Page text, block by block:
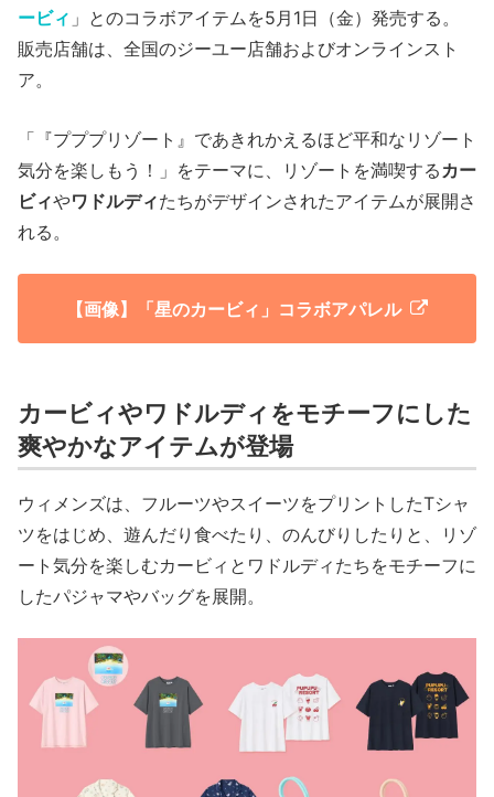
ービィ 」とのコラボアイテムを5月1日（金）発売する。
販売店舗は、全国のジーユー店舗およびオンラインスト
ア。
「『プププリゾート』であきれかえるほど平和なリゾート
気分を楽しもう！」をテーマに、リゾートを満喫する カー
ビィやワドルディたちがデザインされたアイテムが展開さ
れる。
【画像】「星のカービィ」コラボアパレル
カービィやワドルディをモチーフにした
爽やかなアイテムが登場
ウィメンズは、フルーツやスイーツをプリントしたTシャ
ツをはじめ、遊んだり食べたり、のんびりしたりと、リゾ
ート気分を楽しむカービィとワドルディたちをモチーフに
したパジャマやバッグを展開。